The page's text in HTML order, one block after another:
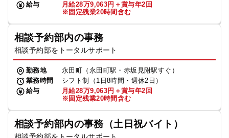
給与
月給28万9,063円＋賞与年2回
※固定残業20時間含む
相談予約部内の事務
相談予約部をトータルサポート
勤務地
永田町（永田町駅・赤坂見附駅すぐ）
業務時間
シフト制（1日8時間・週休2日）
給与
月給28万9,063円＋賞与年2回
※固定残業20時間含む
相談予約部内の事務（土日祝バイト）